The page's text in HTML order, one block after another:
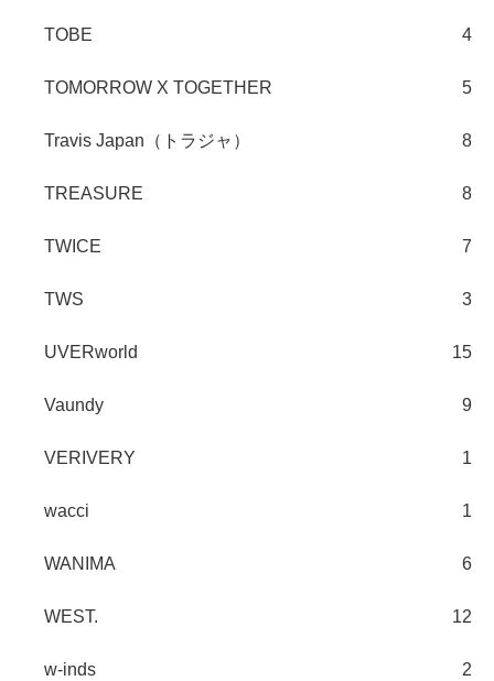
TOBE 4
TOMORROW X TOGETHER 5
Travis Japan（トラジャ） 8
TREASURE 8
TWICE 7
TWS 3
UVERworld 15
Vaundy 9
VERIVERY 1
wacci 1
WANIMA 6
WEST. 12
w-inds 2